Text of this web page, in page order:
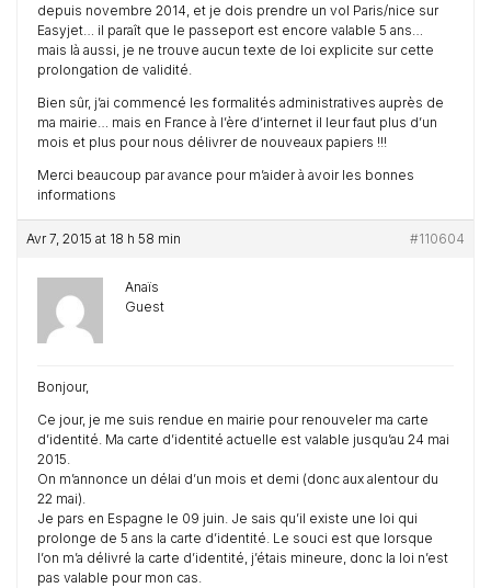
depuis novembre 2014, et je dois prendre un vol Paris/nice sur
Easyjet… il paraît que le passeport est encore valable 5 ans…
mais là aussi, je ne trouve aucun texte de loi explicite sur cette
prolongation de validité.
Bien sûr, j’ai commencé les formalités administratives auprès de
ma mairie… mais en France à l’ère d’internet il leur faut plus d’un
mois et plus pour nous délivrer de nouveaux papiers !!!
Merci beaucoup par avance pour m’aider à avoir les bonnes
informations
Avr 7, 2015 at 18 h 58 min #110604
Anaïs
Guest
Bonjour,
Ce jour, je me suis rendue en mairie pour renouveler ma carte
d’identité. Ma carte d’identité actuelle est valable jusqu’au 24 mai
2015.
On m’annonce un délai d’un mois et demi (donc aux alentour du
22 mai).
Je pars en Espagne le 09 juin. Je sais qu’il existe une loi qui
prolonge de 5 ans la carte d’identité. Le souci est que lorsque
l’on m’a délivré la carte d’identité, j’étais mineure, donc la loi n’est
pas valable pour mon cas.